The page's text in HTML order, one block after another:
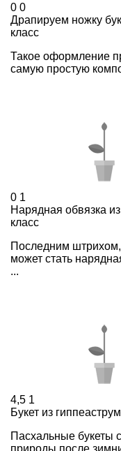
0 0
Драпируем ножку
класс
Такое оформление
самую простую
0 1
Нарядная обвязка
класс
Последним
может стать
...
4,5 1
Букет из
Пасхальные букеты
природы после